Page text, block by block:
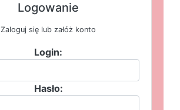
Logowanie
Zaloguj się lub załóż konto
Login:
Hasło: